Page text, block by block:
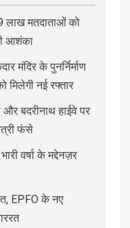
लाख मतदाताओं को
आशंका
मंदिर के पुनर्निर्माण
मिलेगी नई रफ्तार
और बदरीनाथ हाईवे पर
फंसे
वर्षा के मद्देनज़र
EPFO के नए